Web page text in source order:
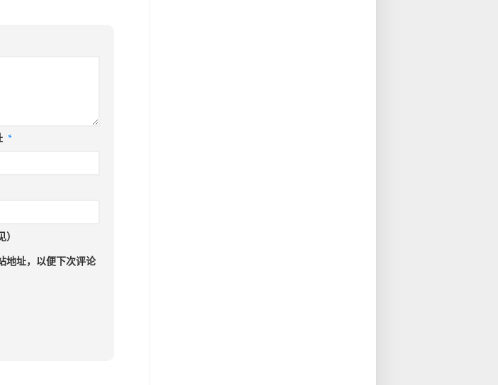
*
地址，以便下次评论